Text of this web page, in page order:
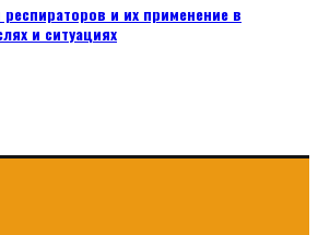
и их применение в
и ситуациях